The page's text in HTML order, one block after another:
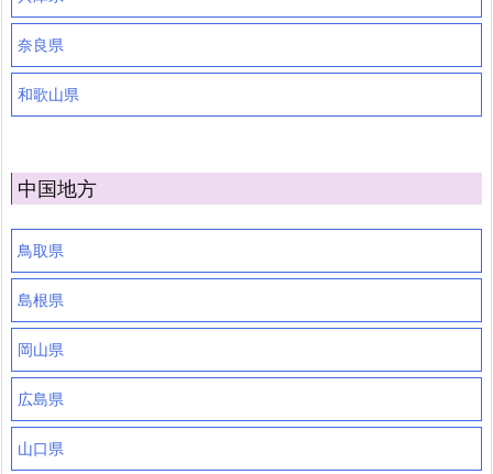
奈良県
和歌山県
中国地方
鳥取県
島根県
岡山県
広島県
山口県